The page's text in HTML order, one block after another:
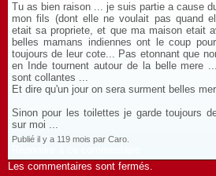
Tu as bien raison ... je suis partie a cause
mon fils (dont elle ne voulait pas quand
etait sa propriete, et que ma maison etait
belles mamans indiennes ont le coup
toujours de leur cote... Pas etonnant que
en Inde tournent autour de la belle mere
sont collantes ...
Et dire qu'un jour on sera surment belles
Sinon pour les toilettes je garde toujours
sur moi ...
Publié il y a 119 mois par Caro.
Les commentaires sont fermés.